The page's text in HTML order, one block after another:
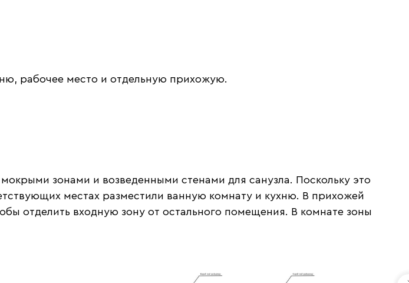
рабочее место и отдельную прихожую.
зонами и возведенными стенами для санузла. Поскольку это
местах разместили ванную комнату и кухню. В прихожей
отделить входную зону от остального помещения. В комнате зоны